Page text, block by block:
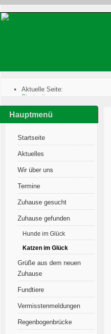
Aktuelle Seite:
Startseite
Zuhause gefunden :
Katzen im Glück
Silas & Siggy haben ihr
Hauptmenü
Startseite
Aktuelles
Wir über uns
Termine
Zuhause gesucht
Zuhause gefunden
Hunde im Glück
Katzen im Glück
Grüße aus dem neuen
Zuhause
Fundtiere
Vermisstenmeldungen
Regenbogenbrücke